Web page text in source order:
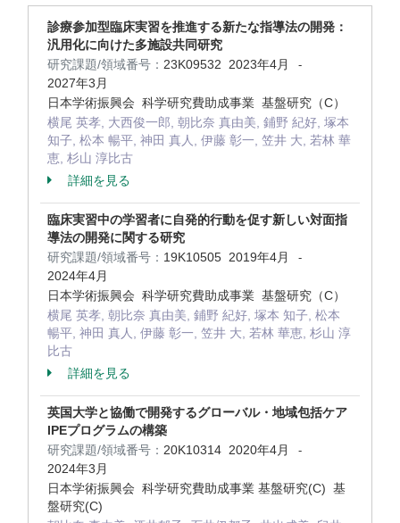
診療参加型臨床実習を推進する新たな指導法の開発：
汎用化に向けた多施設共同研究
研究課題/領域番号： 23K09532 2023年4月 -
2027年3月
日本学術振興会 科学研究費助成事業 基盤研究（C）
横尾 英孝, 大西俊一郎, 朝比奈 真由美, 鋪野 紀好, 塚本
知子, 松本 暢平, 神田 真人, 伊藤 彰一, 笠井 大, 若林 華
恵, 杉山 淳比古
詳細を見る
臨床実習中の学習者に自発的行動を促す新しい対面指
導法の開発に関する研究
研究課題/領域番号： 19K10505 2019年4月 -
2024年4月
日本学術振興会 科学研究費助成事業 基盤研究（C）
横尾 英孝, 朝比奈 真由美, 鋪野 紀好, 塚本 知子, 松本
暢平, 神田 真人, 伊藤 彰一, 笠井 大, 若林 華恵, 杉山 淳
比古
詳細を見る
英国大学と協働で開発するグローバル・地域包括ケア
IPEプログラムの構築
研究課題/領域番号： 20K10314 2020年4月 -
2024年3月
日本学術振興会 科学研究費助成事業 基盤研究(C) 基
盤研究(C)